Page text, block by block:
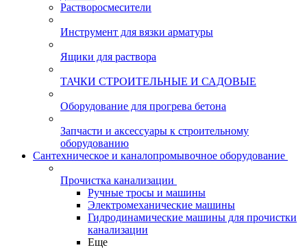
Растворосмесители
Инструмент для вязки арматуры
Ящики для раствора
ТАЧКИ СТРОИТЕЛЬНЫЕ И САДОВЫЕ
Оборудование для прогрева бетона
Запчасти и аксессуары к строительному
оборудованию
Сантехническое и каналопромывочное оборудование
Прочистка канализации
Ручные тросы и машины
Электромеханические машины
Гидродинамические машины для прочистки
канализации
Еще